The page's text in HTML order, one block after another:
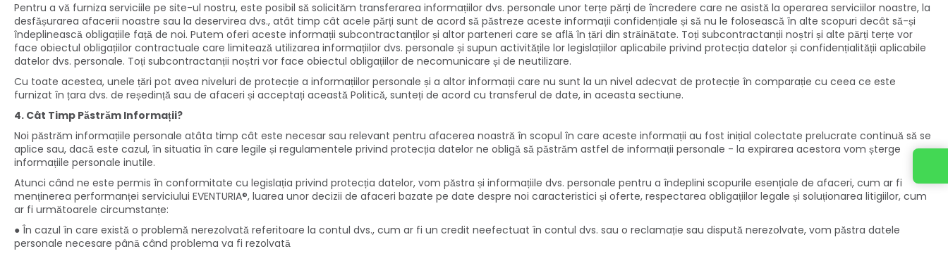
Pentru a vă furniza serviciile pe site-ul nostru, este posibil să solicităm transferarea informațiilor dvs. personale unor terțe părți de încredere care ne asistă la operarea serviciilor noastre, la
desfășurarea afacerii noastre sau la deservirea dvs., atât timp cât acele părți sunt de acord să păstreze aceste informații confidențiale și să nu le folosească în alte scopuri decât să-și
îndeplinească obligațiile față de noi. Putem oferi aceste informații subcontractanților și altor parteneri care se află în țări din străinătate. Toți subcontractanții noștri și alte părți terțe vor
face obiectul obligațiilor contractuale care limitează utilizarea informațiilor dvs. personale și supun activitățile lor legislațiilor aplicabile privind protecția datelor și confidențialității aplicabile
datelor dvs. personale. Toți subcontractanții noștri vor face obiectul obligațiilor de necomunicare și de neutilizare.
Cu toate acestea, unele țări pot avea niveluri de protecție a informațiilor personale și a altor informații care nu sunt la un nivel adecvat de protecție în comparație cu ceea ce este
furnizat în țara dvs. de reședință sau de afaceri și acceptați această Politică, sunteți de acord cu transferul de date, in aceasta sectiune.
4. Cât Timp Păstrăm Informații?
Noi păstrăm informațiile personale atâta timp cât este necesar sau relevant pentru afacerea noastră în scopul în care aceste informații au fost inițial colectate prelucrate continuă să se
aplice sau, dacă este cazul, în situatia în care legile și regulamentele privind protecția datelor ne obligă să păstrăm astfel de informații personale - la expirarea acestora vom șterge
informațiile personale inutile.
Atunci când ne este permis în conformitate cu legislația privind protecția datelor, vom păstra și informațiile dvs. personale pentru a îndeplini scopurile esențiale de afaceri, cum ar fi
menținerea performanței serviciului EVENTURIA®, luarea unor decizii de afaceri bazate pe date despre noi caracteristici și oferte, respectarea obligațiilor legale și soluționarea litigiilor, cum
ar fi următoarele circumstanțe:
● În cazul în care există o problemă nerezolvată referitoare la contul dvs., cum ar fi un credit neefectuat în contul dvs. sau o reclamație sau dispută nerezolvate, vom păstra datele
personale necesare până când problema va fi rezolvată